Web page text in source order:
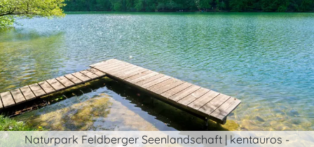
Naturpark Feldberger Seenlandschaft | kentauros -